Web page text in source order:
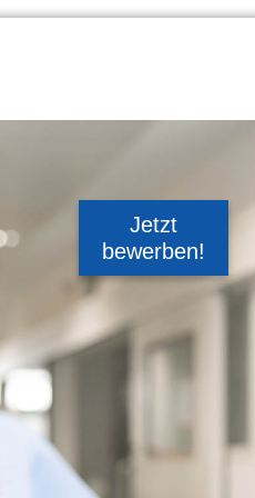
Jetzt
bewerben!